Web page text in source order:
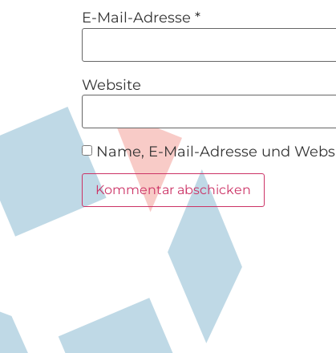
E-Mail-Adresse *
Website
Name, E-Mail-Adresse und